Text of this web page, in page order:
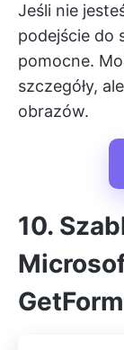
Jeśli nie
podejście do
pomocne.
szczegóły,
obrazów.
10.